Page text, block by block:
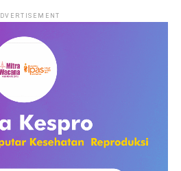
hak hak perempuan yang
dikesampingkan oleh media .
untuk masyarakat media
hiburan.. Tayangan televisi yang
rating tertinggi yaitu dalam
dalam tayangan tersebut banyak
dengan menggambarkan posisi